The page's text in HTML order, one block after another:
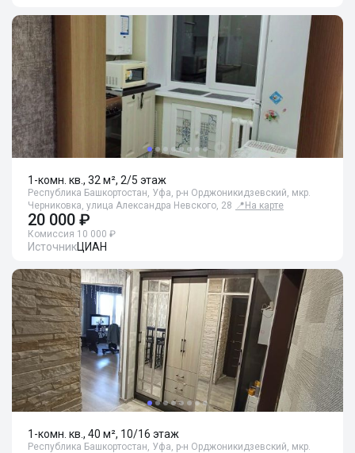
1-комн. кв., 32 м², 2/5 этаж
Республика Башкортостан, Уфа, р-н Орджоникидзевский, мкр.
Черниковка, улица Александра Невского, 28 📍 На карте
20 000 ₽
Комиссия 10 000 ₽
ИсточникЦИАН
1-комн. кв., 40 м², 10/16 этаж
Республика Башкортостан, Уфа, р-н Орджоникидзевский, мкр.